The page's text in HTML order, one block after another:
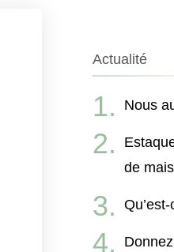
Actualité
Nous
de